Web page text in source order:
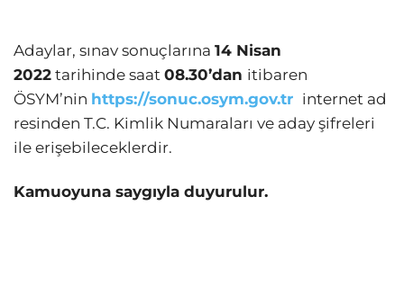
Adaylar, sınav sonuçlarına 14 Nisan
2022 tarihinde saat 08.30’dan itibaren
ÖSYM’nin https://sonuc.osym.gov.tr internet ad
resinden T.C. Kimlik Numaraları ve aday şifreleri
ile erişebileceklerdir.
Kamuoyuna saygıyla duyurulur.